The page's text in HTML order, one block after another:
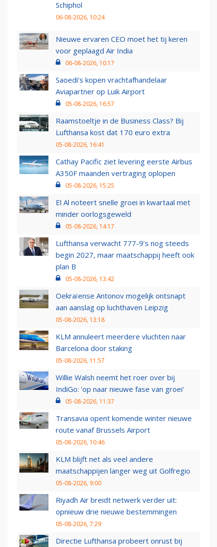
Schiphol
06-08-2026, 10:24
Nieuwe ervaren CEO moet het tij keren
voor geplaagd Air India
06-08-2026, 10:17
Saoedi’s kopen vrachtafhandelaar
Aviapartner op Luik Airport
05-08-2026, 16:57
Raamstoeltje in de Business Class? Bij
Lufthansa kost dat 170 euro extra
05-08-2026, 16:41
Cathay Pacific ziet levering eerste Airbus
A350F maanden vertraging oplopen
05-08-2026, 15:25
El Al noteert snelle groei in kwartaal met
minder oorlogsgeweld
05-08-2026, 14:17
Lufthansa verwacht 777-9’s nog steeds
begin 2027, maar maatschappij heeft ook
plan B
05-08-2026, 13:42
Oekraïense Antonov mogelijk ontsnapt
aan aanslag op luchthaven Leipzig
05-08-2026, 13:18
KLM annuleert meerdere vluchten naar
Barcelona door staking
05-08-2026, 11:57
Willie Walsh neemt het roer over bij
IndiGo: 'op naar nieuwe fase van groei'
05-08-2026, 11:37
Transavia opent komende winter nieuwe
route vanaf Brussels Airport
05-08-2026, 10:46
KLM blijft net als veel andere
maatschappijen langer weg uit Golfregio
05-08-2026, 9:00
Riyadh Air breidt netwerk verder uit:
opnieuw drie nieuwe bestemmingen
05-08-2026, 7:29
Directie Lufthansa probeert onrust bij